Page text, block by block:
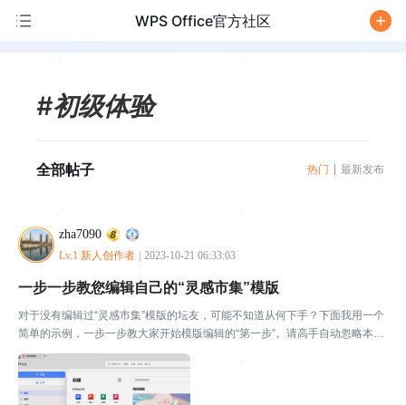
WPS Office官方社区
#初级体验
全部帖子 热门 最新发布
zha7090
Lv.1 新人创作者 2023-10-21 06:33:03
一步一步教您编辑自己的“灵感市集”模版
对于没有编辑过“灵感市集”模版的坛友，可能不知道从何下手？下面我用一个
简单的示例，一步一步教大家开始模版编辑的“第一步”。请高手自动忽略本
文。谢谢！新建紫色的“智能文档”进入新建的“智能文档”之后，点击图中的“W
PS AI”，出现下拉列表中可以看到“灵感市...